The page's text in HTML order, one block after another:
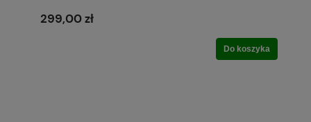
299,00 zł
Do koszyka